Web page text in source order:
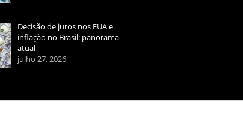
Decisão de juros nos EUA e
inflação no Brasil: panorama
atual
julho 27, 2026